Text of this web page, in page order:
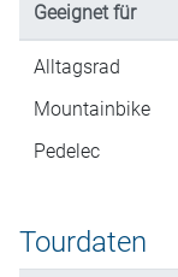
Geeignet für
Alltagsrad
Mountainbike
Pedelec
Tourdaten